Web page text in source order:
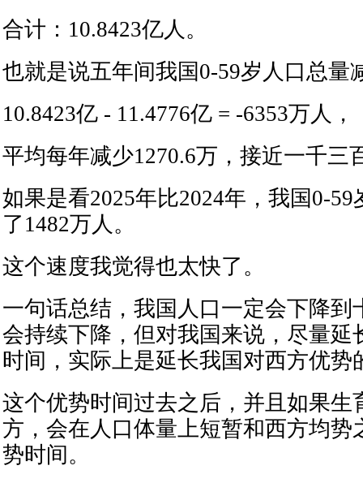
合计：10.8423亿人。
也就是说五年间我国0-59岁人口总量
10.8423亿 - 11.4776亿 = -6353万人，
平均每年减少1270.6万，接近一千三
如果是看2025年比2024年，我国0-
了1482万人。
这个速度我觉得也太快了。
一句话总结，我国人口一定会下降到
会持续下降，但对我国来说，尽量延
时间，实际上是延长我国对西方优势
这个优势时间过去之后，并且如果生
方，会在人口体量上短暂和西方均势
势时间。